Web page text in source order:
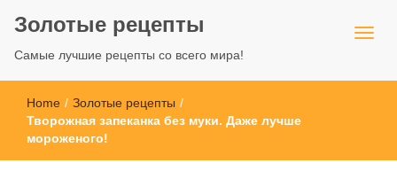
Золотые рецепты
Самые лучшие рецепты со всего мира!
Home / Золотые рецепты /
Творожная запеканка без муки. Даже лучше
мороженого!